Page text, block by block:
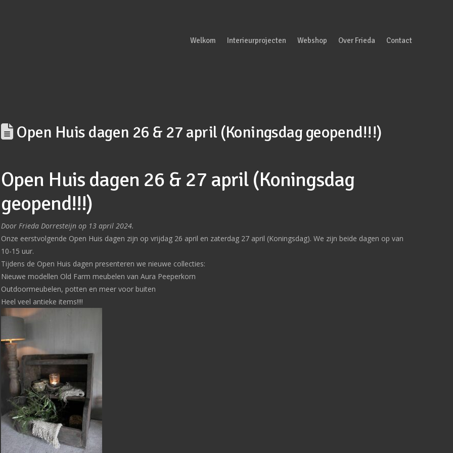
Welkom Interieurprojecten Webshop Over Frieda Contact
Open Huis dagen 26 & 27 april (Koningsdag geopend!!!)
Open Huis dagen 26 & 27 april (Koningsdag
geopend!!!)
Door Frieda Dorresteijn op 13 april 2024.
Onze eerstvolgende Open Huis dagen zijn op vrijdag 26 april en zaterdag 27 april (Koningsdag). We zijn beide dagen op van
10-15 uur.
Tijdens de Open Huis dagen presenteren we nieuwe collecties:
Nieuwe modellen Old Farm meubelen van Aura Peeperkorn
Outdoormeubelen, potten en meer voor buiten
Heel veel antieke items!!!!